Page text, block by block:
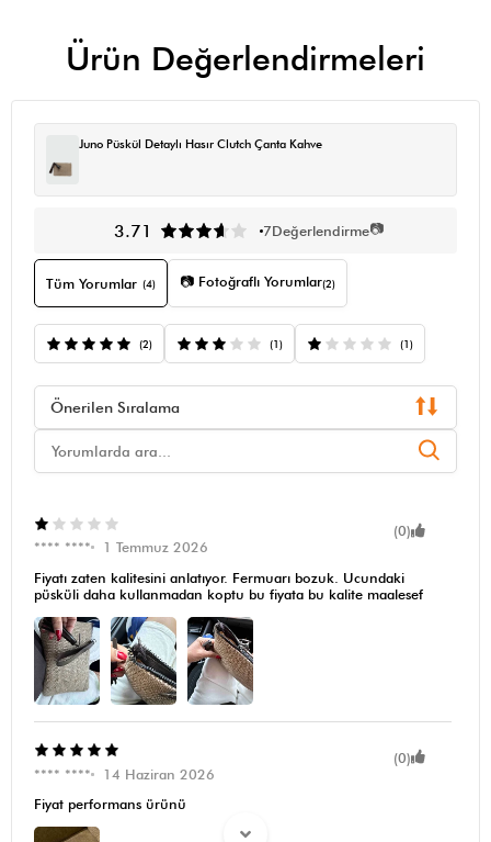
Ürün Değerlendirmeleri
Juno Püskül Detaylı Hasır Clutch Çanta Kahve
3.71 7Değerlendirme📷
Tüm Yorumlar (4) 📷 Fotoğraflı Yorumlar(2)
(2) (1) (1)
Önerilen Sıralama
(0)
**** ****
1 Temmuz 2026
Fiyatı zaten kalitesini anlatıyor. Fermuarı bozuk. Ucundaki
püsküli daha kullanmadan koptu bu fiyata bu kalite maalesef
(0)
**** ****
14 Haziran 2026
Fiyat performans ürünü